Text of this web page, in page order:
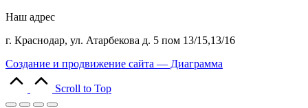
Наш адрес
г. Краснодар, ул. Атарбекова д. 5 пом 13/15,13/16
Создание и продвижение сайта — Диаграмма
Scroll to Top